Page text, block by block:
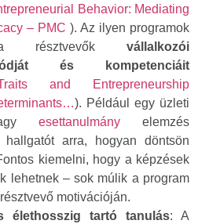
Behavior: Mediating
– PMC ). Az ilyen programok
a résztvevők vállalkozói
és kompetenciáit
and Entrepreneurship
). Például egy üzleti
esettanulmány elemzés
hallgatót arra, hogyan döntsön
kiemelni, hogy a képzések
lehetnek – sok múlik a program
motivációján.
élethosszig tartó tanulás: A